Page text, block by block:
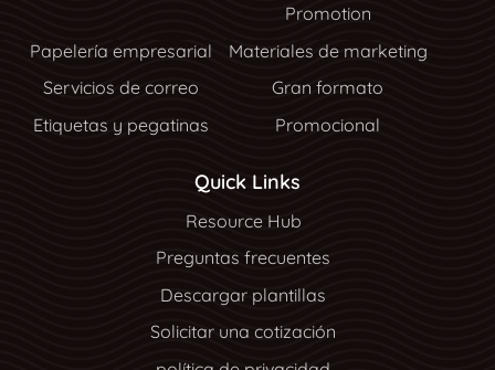
Promotion
Papelería empresarial
Materiales de marketing
Servicios de correo
Gran formato
Etiquetas y pegatinas
Promocional
Quick Links
Resource Hub
Resource Hub
Preguntas frecuentes
Descargar plantillas
Solicitar una cotización